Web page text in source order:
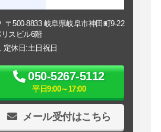
〒500-8833 岐阜県岐阜市神田町9-22
スビル6階
定休日:土日祝日
050-5267-5112
平日9:00～17:00
メール受付はこちら